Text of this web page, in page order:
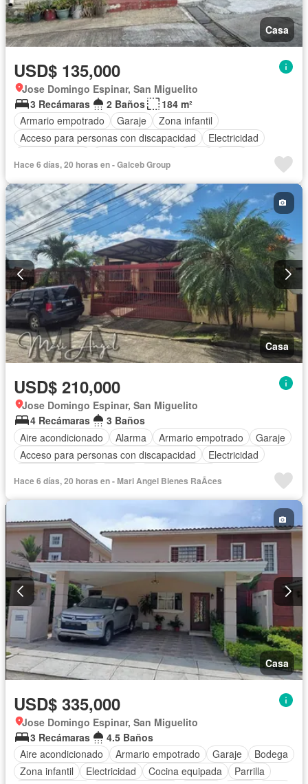
Casa
USD$ 135,000
Jose Domingo Espinar, San Miguelito
3 Recámaras
2 Baños
184 m²
Armario empotrado
Garaje
Zona infantil
Acceso para personas con discapacidad
Electricidad
Hace 6 días, 20 horas en - Galceb Group
Casa
USD$ 210,000
Jose Domingo Espinar, San Miguelito
4 Recámaras
3 Baños
Aire acondicionado
Alarma Armario empotrado
Garaje
Acceso para personas con discapacidad
Electricidad
Vista panorámica
Seguridad Cuarto de servicio
Agua
Hace 6 días, 20 horas en - Mari Angel Bienes RaÃ­ces
Casa
USD$ 335,000
Jose Domingo Espinar, San Miguelito
3 Recámaras
4.5 Baños
Aire acondicionado
Armario empotrado Garaje
Bodega
Zona infantil
Electricidad Cocina equipada
Parrilla